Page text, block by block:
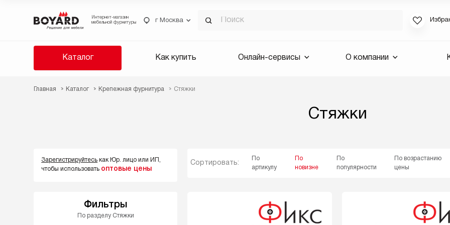
Интернет-магазин
мебельной фурнитуры
г Москва
Каталог Как купить Онлайн-сервисы О компании
Главная Каталог Крепежная фурнитура Стяжки
Стяжки
Зарегистрируйтесь как Юр. лицо или ИП,
чтобы использовать оптовые цены
Сортировать:
По
артикулу
По
новизне
По
популярности
По возрастанию
цены
Фильтры
По разделу Стяжки
Если вы
для смены